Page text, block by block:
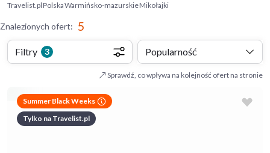
Travelist.plPolskaWarmińsko-mazurskieMikołajki
Znalezionych ofert: 5
Filtry 3 Popularność
Sprawdź, co wpływa na kolejność ofert na stronie
Summer Black Weeks
Tylko na Travelist.pl